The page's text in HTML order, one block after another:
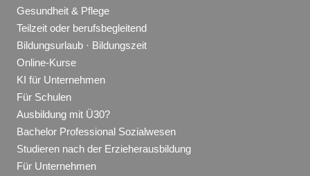
Gesundheit & Pflege
Teilzeit oder berufsbegleitend
Bildungsurlaub · Bildungszeit
Online-Kurse
KI für Unternehmen
Für Schulen
Ausbildung mit Ü30?
Bachelor Professional Sozialwesen
Studieren nach der Erzieherausbildung
Für Unternehmen